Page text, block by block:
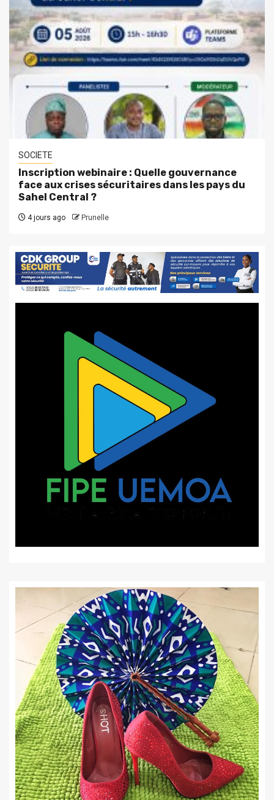
SOCIETE
Inscription webinaire : Quelle gouvernance
face aux crises sécuritaires dans les pays du
Sahel Central ?
4 jours ago Prunelle